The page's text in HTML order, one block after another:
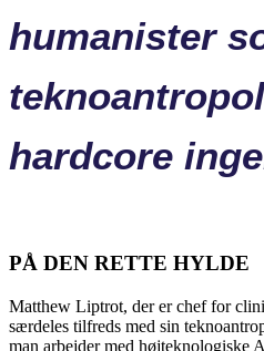
humanister
hardcore
PÅ DEN RETTE HYLDE
Matthew Liptrot, der er chef for
særdeles tilfreds med sin
man arbejder med højteknologiske